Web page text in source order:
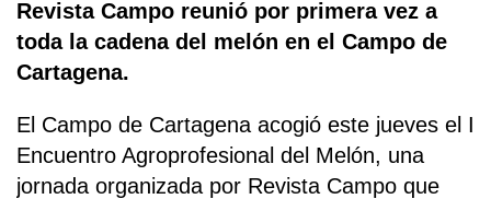
Revista Campo reunió por primera vez a
toda la cadena del melón en el Campo de
Cartagena.
El Campo de Cartagena acogió este jueves el I
Encuentro Agroprofesional del Melón, una
jornada organizada por Revista Campo que